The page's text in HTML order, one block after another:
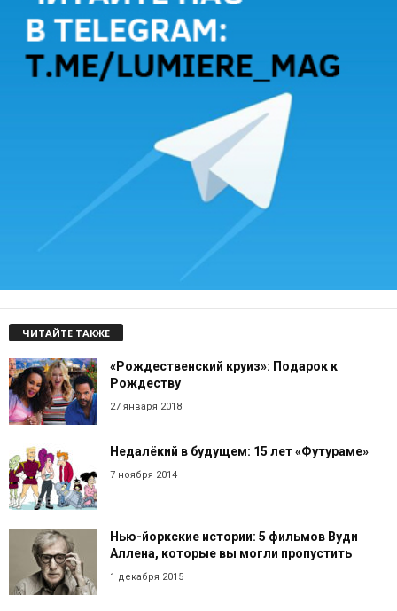
ЧИТАЙТЕ ТАКЖЕ
«Рождественский круиз»: Подарок к
Рождеству
27 января 2018
Недалёкий в будущем: 15 лет «Футураме»
7 ноября 2014
Нью-йоркские истории: 5 фильмов Вуди
Аллена, которые вы могли пропустить
1 декабря 2015